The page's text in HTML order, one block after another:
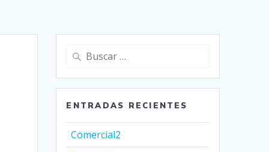
Buscar:
ENTRADAS RECIENTES
Comercial2